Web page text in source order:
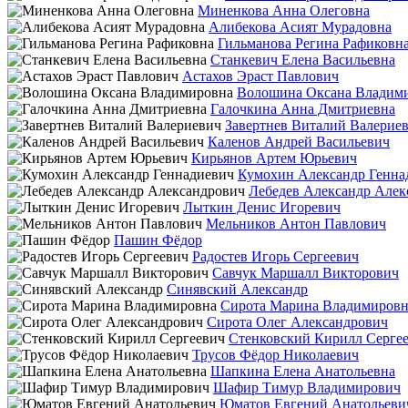
Миненкова Анна Олеговна
Алибекова Асият Мурадовна
Гильманова Регина Рафиковна
Станкевич Елена Васильевна
Астахов Эраст Павлович
Волошина Оксана
Галочкина Анна Дмитриевна
Завертнев Виталий
Каленов Андрей Васильевич
Кирьянов Артем Юрьевич
Кумохин Александр
Лебедев Александр
Лыткин Денис Игоревич
Мельников Антон Павлович
Пашин Фёдор
Радостев Игорь Сергеевич
Савчук Маршалл Викторович
Синявский Александр
Сирота Марина
Сирота Олег Александрович
Стенковский Кирилл
Трусов Фёдор Николаевич
Шапкина Елена Анатольевна
Шафир Тимур Владимирович
Юматов Евгений